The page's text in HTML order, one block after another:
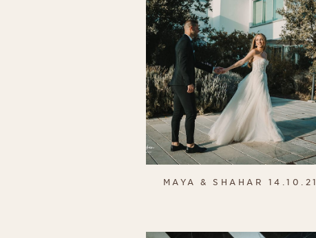
MAYA & SHAHAR 14.10.21